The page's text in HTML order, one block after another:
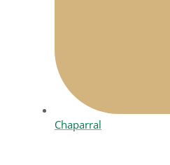
Chaparral